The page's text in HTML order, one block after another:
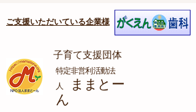
ご支援いただいている企業様
子育て支援団体
​特定非営利活動法
人
ままとー
ん